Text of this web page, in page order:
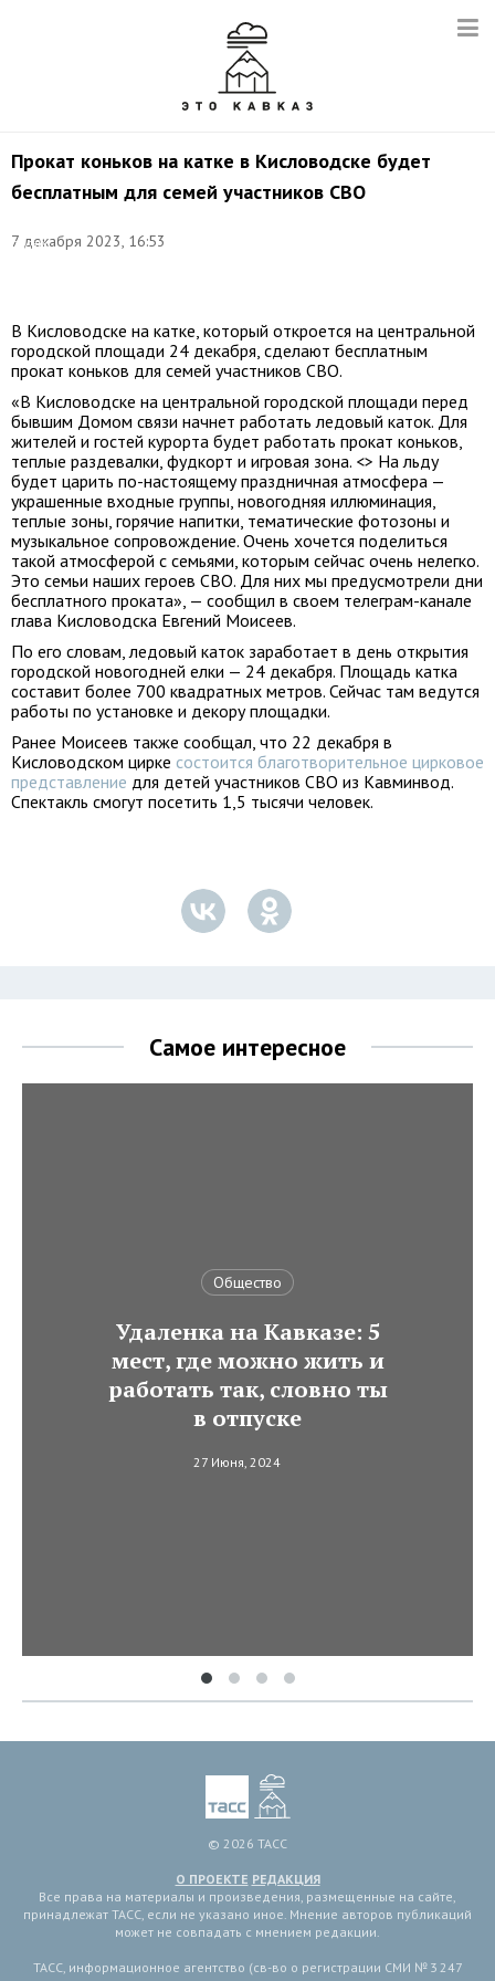
Прокат коньков на катке в Кисловодске будет
бесплатным для семей участников СВО
7 декабря 2023, 16:53
служба
В Кисловодске на катке, который откроется на центральной
городской площади 24 декабря, сделают бесплатным
прокат коньков для семей участников СВО.
«В Кисловодске на центральной городской площади перед
бывшим Домом связи начнет работать ледовый каток. Для
жителей и гостей курорта будет работать прокат коньков,
теплые раздевалки, фудкорт и игровая зона. <> На льду
будет царить по-настоящему праздничная атмосфера —
украшенные входные группы, новогодняя иллюминация,
теплые зоны, горячие напитки, тематические фотозоны и
музыкальное сопровождение. Очень хочется поделиться
такой атмосферой с семьями, которым сейчас очень нелегко.
Это семьи наших героев СВО. Для них мы предусмотрели дни
бесплатного проката», — сообщил в своем телеграм-канале
глава Кисловодска Евгений Моисеев.
По его словам, ледовый каток заработает в день открытия
городской новогодней елки — 24 декабря. Площадь катка
составит более 700 квадратных метров. Сейчас там ведутся
работы по установке и декору площадки.
Ранее Моисеев также сообщал, что 22 декабря в
Кисловодском цирке состоится благотворительное цирковое
представление для детей участников СВО из Кавминвод.
Спектакль смогут посетить 1,5 тысячи человек.
Самое интересное
Общество
Удаленка на Кавказе: 5
мест, где можно жить и
работать так, словно ты
в отпуске
27 Июня, 2024
© 2026 ТАСС
О ПРОЕКТЕ РЕДАКЦИЯ
Все права на материалы и произведения, размещенные на сайте,
принадлежат ТАСС, если не указано иное. Мнение авторов публикаций
может не совпадать с мнением редакции.
ТАСС, информационное агентство (св-во о регистрации СМИ № 3 247